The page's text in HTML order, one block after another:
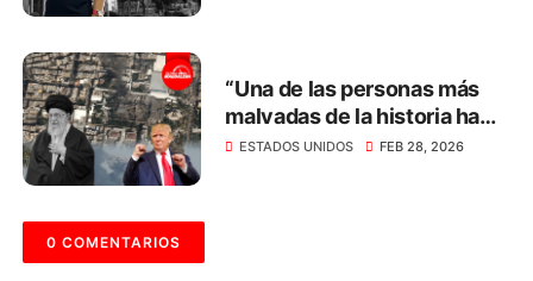
“Una de las personas más
malvadas de la historia ha
muerto”: Trump
ESTADOS UNIDOS FEB 28, 2026
0 COMENTARIOS